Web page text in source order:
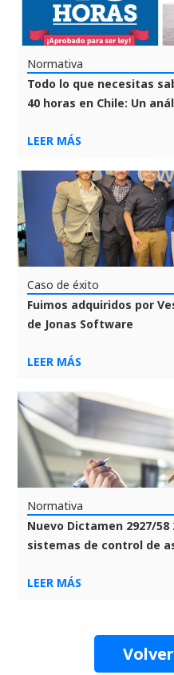
Normativa
Todo lo que necesitas
40 horas en Chile: Un
LEER MÁS
Caso de éxito
Fuimos adquiridos por
de Jonas Software
LEER MÁS
Normativa
Nuevo Dictamen 2927/58
sistemas de control de
LEER MÁS